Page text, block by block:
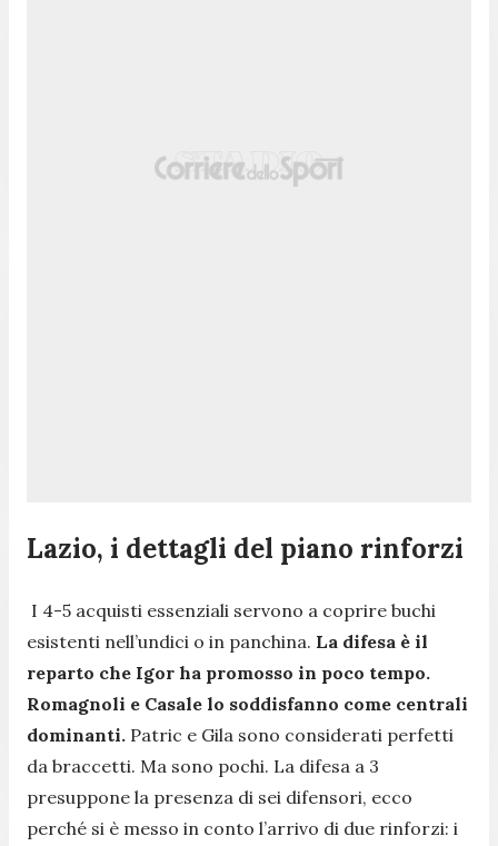
Lazio, i dettagli del piano rinforzi
I 4-5 acquisti essenziali servono a coprire buchi
esistenti nell’undici o in panchina. La difesa è il
reparto che Igor ha promosso in poco tempo.
Romagnoli e Casale lo soddisfanno come centrali
dominanti. Patric e Gila sono considerati perfetti
da braccetti. Ma sono pochi. La difesa a 3
presuppone la presenza di sei difensori, ecco
perché si è messo in conto l’arrivo di due rinforzi: i